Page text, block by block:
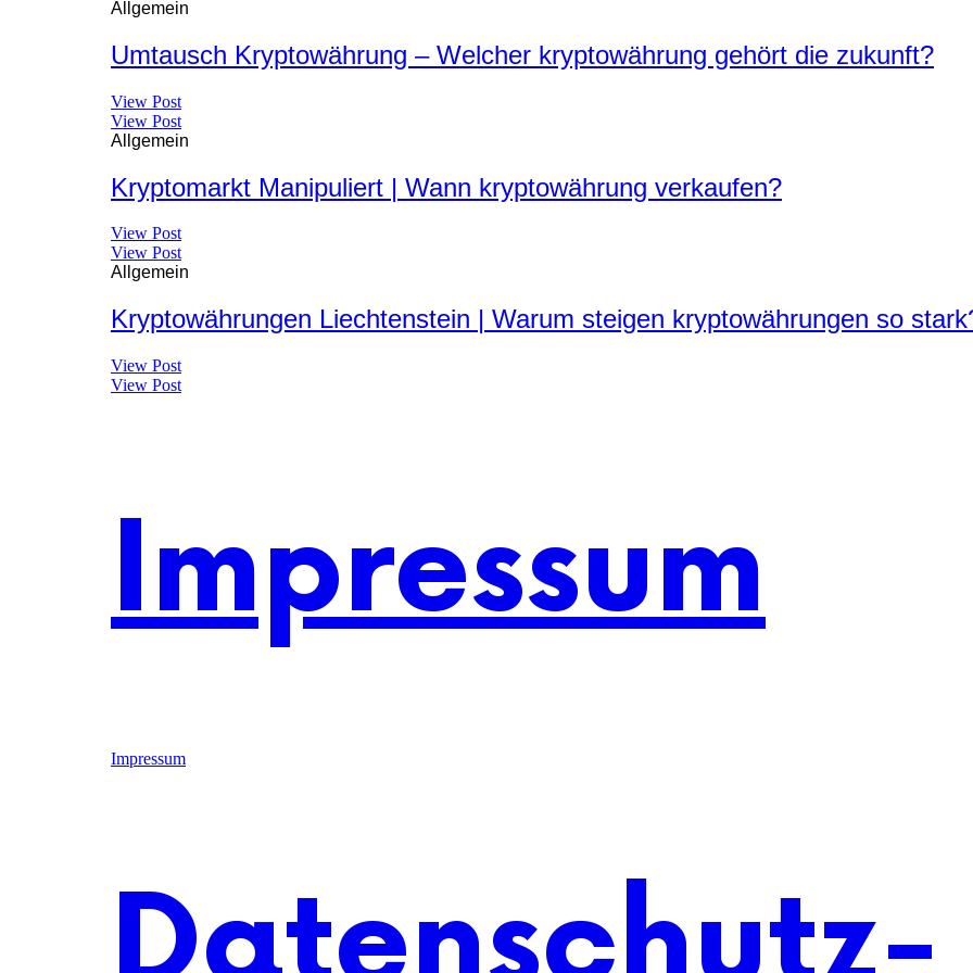
Allgemein
Umtausch Kryptowährung – Welcher kryptowährung gehört die zukunft?
View Post
View Post
Allgemein
Kryptomarkt Manipuliert | Wann kryptowährung verkaufen?
View Post
View Post
Allgemein
Kryptowährungen Liechtenstein | Warum steigen kryptowährungen so
View Post
View Post
Impressum
Impressum